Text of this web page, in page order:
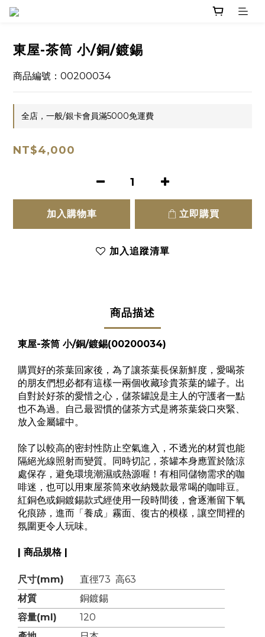
東屋-茶筒 小/銅/鍍錫
商品編號：00200034
全店，一般/銀卡會員滿5000免運費
NT$4,000
加入購物車 立即購買
加入追蹤清單
商品描述
東屋-茶筒 小/銅/鍍錫(00200034)
購買好的茶葉回家後，為了讓茶葉長保新鮮度，愛喝茶
的朋友們想必都有這樣一兩個收藏珍貴茶葉的罐子。出
自對於好茶的愛惜之心，儲茶罐說是主人的守護者一點
也不為過。自己最習慣的儲茶方式是將茶葉袋口夾緊、
放入金屬罐中。
除了以較高的密封性防止空氣進入，不透光的材質也能
隔絕光線照射而變質。同時切記，茶罐本身應置於陰涼
處保存，避免環境潮濕或熱源喔！有相同儲物需求的咖
啡迷，也可以用東屋茶筒來收納幾款最常喝的咖啡豆。
紅銅色或銅鍍錫款式經使用一段時間後，會逐漸留下氧
化痕跡，進而「養成」霧面、復古的模樣，讓空間裡的
氛圍更令人玩味。
| 商品規格 |
尺寸(mm)
直徑73 高63
材質
銅鍍錫
容量(ml)
120